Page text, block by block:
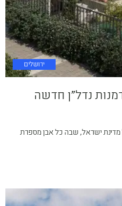
ירושלים
נדל"ן חדשה
מדינת ישראל, שבה כל אבן מספרת